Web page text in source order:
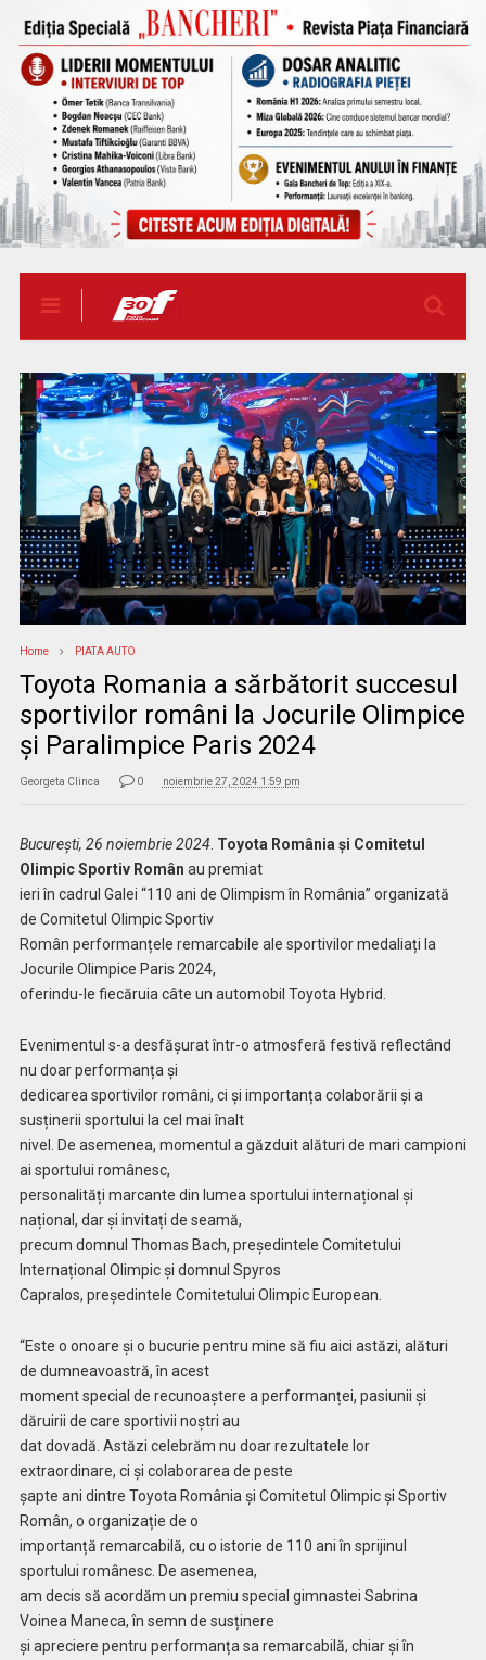
Home PIATA AUTO
Toyota Romania a sărbătorit succesul
sportivilor români la Jocurile Olimpice
și Paralimpice Paris 2024
Georgeta Clinca 0 noiembrie 27, 2024 1:59 pm
București, 26 noiembrie 2024 Toyota România și Comitetul
Olimpic Sportiv Român au premiat
ieri în cadrul Galei “110 ani de Olimpism în România” organizată
de Comitetul Olimpic Sportiv
Român performanțele remarcabile ale sportivilor medaliați la
Jocurile Olimpice Paris 2024,
oferindu-le fiecăruia câte un automobil Toyota Hybrid.
Evenimentul s-a desfășurat într-o atmosferă festivă reflectând
nu doar performanța și
dedicarea sportivilor români, ci și importanța colaborării și a
susținerii sportului la cel mai înalt
nivel. De asemenea, momentul a găzduit alături de mari campioni
ai sportului românesc,
personalități marcante din lumea sportului internațional și
național, dar și invitați de seamă,
precum domnul Thomas Bach, președintele Comitetului
Internațional Olimpic și domnul Spyros
Capralos, președintele Comitetului Olimpic European.
“Este o onoare și o bucurie pentru mine să fiu aici astăzi, alături
de dumneavoastră, în acest
moment special de recunoaștere a performanței, pasiunii și
dăruirii de care sportivii noștri au
dat dovadă. Astăzi celebrăm nu doar rezultatele lor
extraordinare, ci și colaborarea de peste
șapte ani dintre Toyota România și Comitetul Olimpic și Sportiv
Român, o organizație de o
importanță remarcabilă, cu o istorie de 110 ani în sprijinul
sportului românesc. De asemenea,
am decis să acordăm un premiu special gimnastei Sabrina
Voinea Maneca, în semn de susținere
și apreciere pentru performanța sa remarcabilă, chiar și în